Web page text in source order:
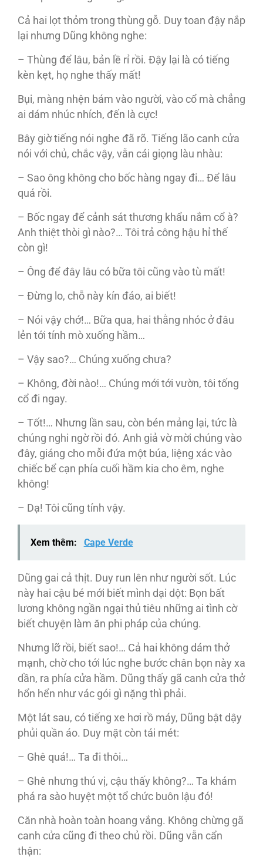
Cả hai lọt thỏm trong thùng gỗ. Duy toan đậy nắp
lại nhưng Dũng không nghe:
– Thùng để lâu, bản lề rỉ rồi. Đậy lại là có tiếng
kèn kẹt, họ nghe thấy mất!
Bụi, màng nhện bám vào người, vào cổ mà chẳng
ai dám nhúc nhích, đến là cực!
Bây giờ tiếng nói nghe đã rõ. Tiếng lão canh cửa
nói với chủ, chắc vậy, vẫn cái giọng làu nhàu:
– Sao ông không cho bốc hàng ngay đi… Để lâu
quá rồi.
– Bốc ngay để cảnh sát thương khẩu nắm cổ à?
Anh thiệt thòi gì nào?… Tôi trả công hậu hỉ thế
còn gì!
– Ông để đây lâu có bữa tôi cũng vào tù mất!
– Đừng lo, chỗ này kín đáo, ai biết!
– Nói vậy chớ!… Bữa qua, hai thằng nhóc ở đâu
lẻn tới tính mò xuống hầm…
– Vậy sao?… Chúng xuống chưa?
– Không, đời nào!… Chúng mới tới vườn, tôi tống
cổ đi ngay.
– Tốt!… Nhưng lần sau, còn bén mảng lại, tức là
chúng nghi ngờ rồi đó. Anh giả vờ mời chúng vào
đây, giáng cho mỗi đứa một búa, liệng xác vào
chiếc bể cạn phía cuối hầm kia cho êm, nghe
không!
– Dạ! Tôi cũng tính vậy.
Xem thêm: Cape Verde
Dũng gai cả thịt. Duy run lên như người sốt. Lúc
này hai cậu bé mới biết mình dại dột: Bọn bất
lương không ngần ngại thủ tiêu những ai tình cờ
biết chuyện làm ăn phi pháp của chúng.
Nhưng lỡ rồi, biết sao!… Cả hai không dám thở
mạnh, chờ cho tới lúc nghe bước chân bọn này xa
dần, ra phía cửa hầm. Dũng thấy gã canh cửa thở
hổn hển như vác gói gì nặng thì phải.
Một lát sau, có tiếng xe hơi rồ máy, Dũng bật dậy
phủi quần áo. Duy mặt còn tái mét:
– Ghê quá!… Ta đi thôi…
– Ghê nhưng thú vị, cậu thấy không?… Ta khám
phá ra sào huyệt một tổ chức buôn lậu đó!
Căn nhà hoàn toàn hoang vắng. Không chừng gã
canh cửa cũng đi theo chủ rồi. Dũng vẫn cẩn
thận: